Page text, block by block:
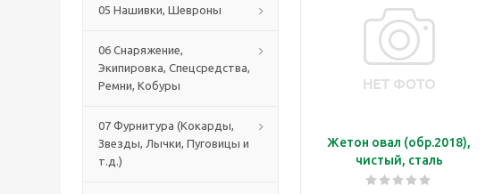
05 Нашивки, Шевроны
06 Снаряжение,
Экипировка, Спецсредства,
Ремни, Кобуры
07 Фурнитура (Кокарды,
Звезды, Лычки, Пуговицы и
т.д.)
Жетон овал (обр.2018),
чистый, сталь